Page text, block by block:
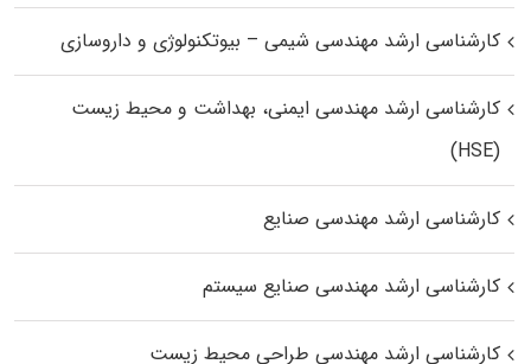
کارشناسی ارشد مهندسی شیمی – بیوتکنولوژی و داروسازی
کارشناسی ارشد مهندسی ایمنی، بهداشت و محیط زیست
(HSE)
کارشناسی ارشد مهندسی صنایع
کارشناسی ارشد مهندسی صنایع سیستم
کارشناسی ارشد مهندسی طراحی محیط زیست